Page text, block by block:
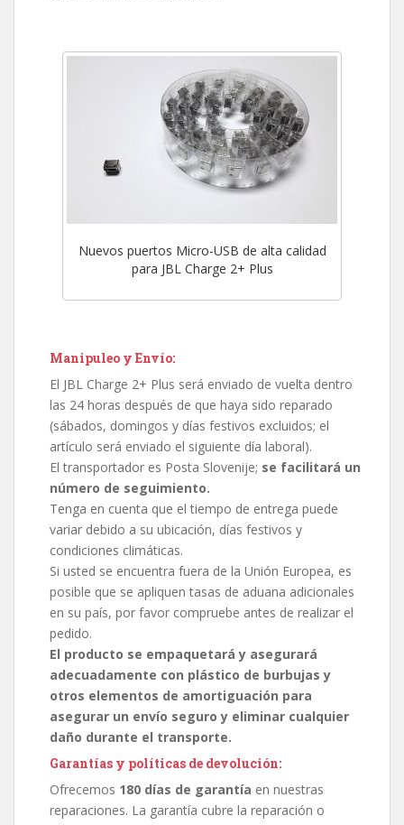
Nuevos puertos Micro-USB de alta calidad
para JBL Charge 2+ Plus
Manipuleo y Envío:
El JBL Charge 2+ Plus será enviado de vuelta dentro
las 24 horas después de que haya sido reparado
(sábados, domingos y días festivos excluidos; el
artículo será enviado el siguiente día laboral).
El transportador es Posta Slovenije; se facilitará un
número de seguimiento.
Tenga en cuenta que el tiempo de entrega puede
variar debido a su ubicación, días festivos y
condiciones climáticas.
Si usted se encuentra fuera de la Unión Europea, es
posible que se apliquen tasas de aduana adicionales
en su país, por favor compruebe antes de realizar el
pedido.
El producto se empaquetará y asegurará
adecuadamente con plástico de burbujas y
otros elementos de amortiguación para
asegurar un envío seguro y eliminar cualquier
daño durante el transporte.
Garantías y políticas de devolución:
Ofrecemos 180 días de garantía en nuestras
reparaciones. La garantía cubre la reparación o